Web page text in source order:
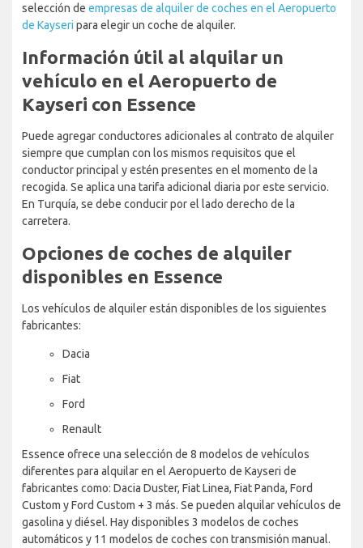
selección de empresas de alquiler de coches en el Aeropuerto
de Kayseri para elegir un coche de alquiler.
Información útil al alquilar un
vehículo en el Aeropuerto de
Kayseri con Essence
Puede agregar conductores adicionales al contrato de alquiler
siempre que cumplan con los mismos requisitos que el
conductor principal y estén presentes en el momento de la
recogida. Se aplica una tarifa adicional diaria por este servicio.
En Turquía, se debe conducir por el lado derecho de la
carretera.
Opciones de coches de alquiler
disponibles en Essence
Los vehículos de alquiler están disponibles de los siguientes
fabricantes:
Dacia
Fiat
Ford
Renault
Essence ofrece una selección de 8 modelos de vehículos
diferentes para alquilar en el Aeropuerto de Kayseri de
fabricantes como: Dacia Duster, Fiat Linea, Fiat Panda, Ford
Custom y Ford Custom + 3 más. Se pueden alquilar vehículos de
gasolina y diésel. Hay disponibles 3 modelos de coches
automáticos y 11 modelos de coches con transmisión manual.